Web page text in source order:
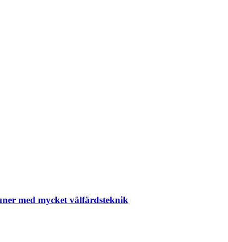
med mycket välfärdsteknik